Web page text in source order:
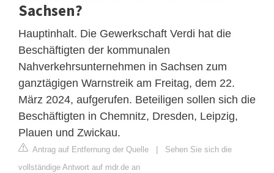
Sachsen?
Hauptinhalt. Die Gewerkschaft Verdi hat die
Beschäftigten der kommunalen
Nahverkehrsunternehmen in Sachsen zum
ganztägigen Warnstreik am Freitag, dem 22.
März 2024, aufgerufen. Beteiligen sollen sich die
Beschäftigten in Chemnitz, Dresden, Leipzig,
Plauen und Zwickau.
Antrag auf Entfernung der Quelle
Sehen Sie sich die
vollständige Antwort auf mdr.de an